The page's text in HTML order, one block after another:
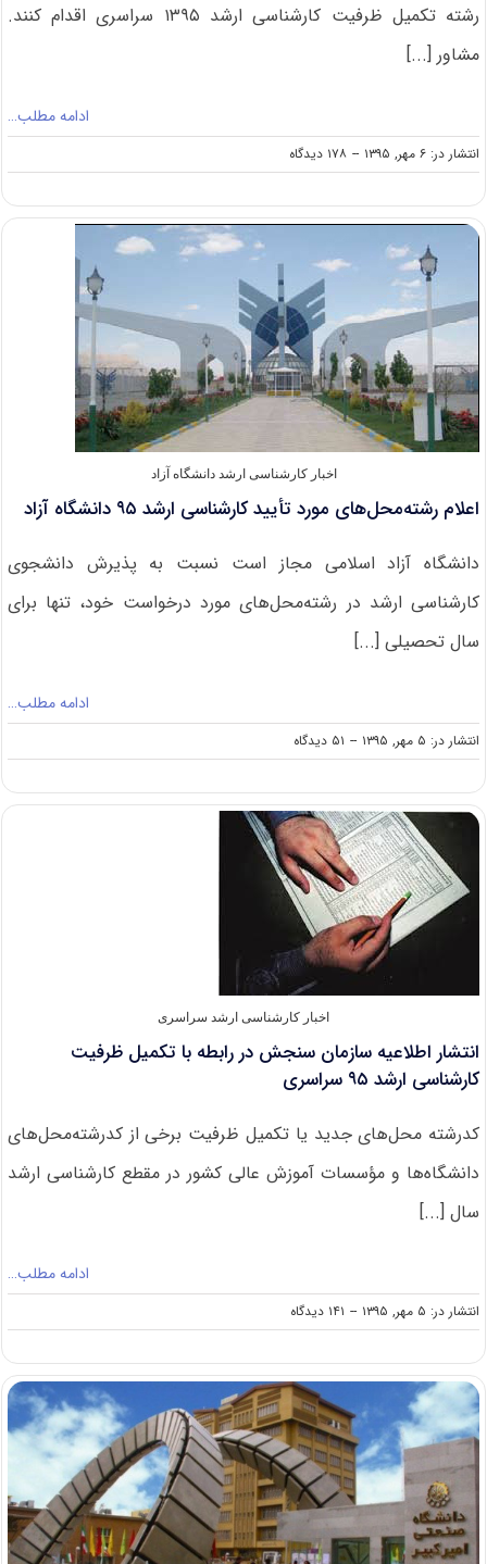
رشته تکمیل ظرفیت کارشناسی ارشد ۱۳۹۵ سراسری اقدام کنند.
مشاور [...]
ادامه مطلب…
انتشار در: ۶ مهر, ۱۳۹۵ -- ۱۷۸ دیدگاه
on
امکان
کلیه
آزمون
کارشناسی
ارشد
در
مرحله
تکمیل
ظرفیت
اخبار کارشناسی ارشد دانشگاه آزاد
اعلام رشته‌محل‌های مورد تأیید کارشناسی ارشد ۹۵ دانشگاه آزاد
دانشگاه آزاد اسلامی مجاز است نسبت به پذیرش دانشجوی
کارشناسی ارشد در رشته‌محل‌های مورد درخواست خود، تنها برای
سال تحصیلی [...]
ادامه مطلب…
انتشار در: ۵ مهر, ۱۳۹۵ -- ۵۱ دیدگاه
on
اعلام
مورد
تأیید
کارشناسی
ارشد
۹۵
دانشگاه
اخبار کارشناسی ارشد سراسری
انتشار اطلاعیه سازمان سنجش در رابطه با تکمیل ظرفیت
کارشناسی ارشد ۹۵ سراسری
کدرشته محل‌های جدید یا تکمیل ظرفیت برخی از کدرشته‌محل‌های
دانشگاه‌ها و مؤسسات‌ آموزش‌ عالی کشور در مقطع کارشناسی ارشد
سال [...]
ادامه مطلب…
انتشار در: ۵ مهر, ۱۳۹۵ -- ۱۴۱ دیدگاه
on
انتشار
سازمان
سنجش
در
رابطه
با
تکمیل
ظرفیت
کارشناسی
ارشد
۹۵